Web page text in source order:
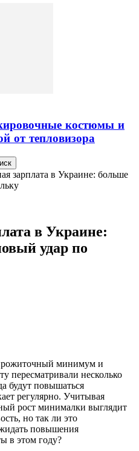
костюмы и
от тепловизора
зарплата в Украине: больше
в Украине:
удар по
минимум и
пересматривали несколько
будут повышаться
регулярно. Учитывая
рост минималки выглядит
но так ли это
повышения
в этом году?